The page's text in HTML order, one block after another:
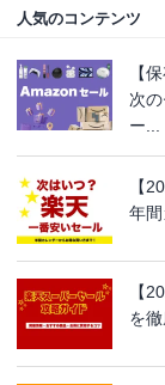
人気のコンテンツ
【
次
ー...
【
年
【
を